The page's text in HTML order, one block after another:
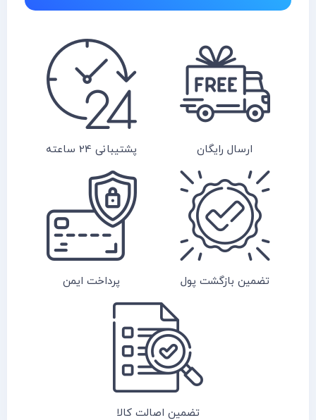
ارسال رایگان پشتیبانی 24 ساعته
تضمین بازگشت پول پرداخت ایمن
تضمین اصالت کالا